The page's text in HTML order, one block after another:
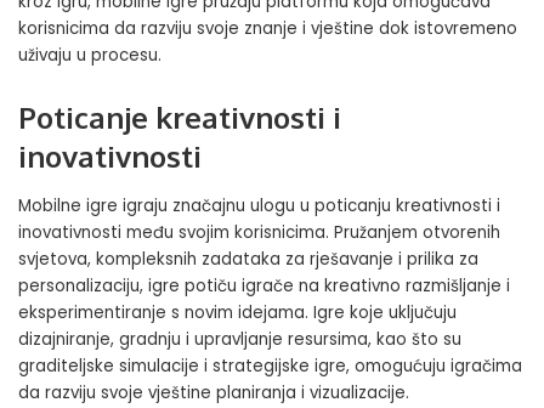
korisnicima da razviju svoje znanje i vještine dok istovremeno
uživaju u procesu.
Poticanje kreativnosti i
inovativnosti
Mobilne igre igraju značajnu ulogu u poticanju kreativnosti i
inovativnosti među svojim korisnicima. Pružanjem otvorenih
svjetova, kompleksnih zadataka za rješavanje i prilika za
personalizaciju, igre potiču igrače na kreativno razmišljanje i
eksperimentiranje s novim idejama. Igre koje uključuju
dizajniranje, gradnju i upravljanje resursima, kao što su
graditeljske simulacije i strategijske igre, omogućuju igračima
da razviju svoje vještine planiranja i vizualizacije.